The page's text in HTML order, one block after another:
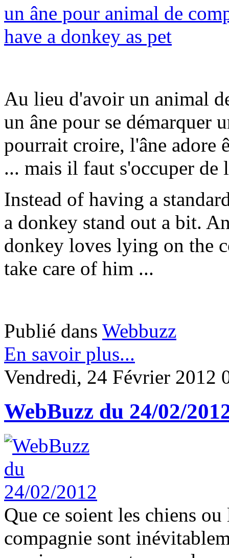
Au lieu d'avoir un animal
un âne pour se démarquer
pourrait croire, l'âne adore
... mais il faut s'occuper de
Instead of having a
a donkey stand out a bit.
donkey loves lying on the
take care of him ...
Publié dans Webbuzz
En savoir plus...
Vendredi, 24 Février 2012
WebBuzz du 24/02/
Que ce soient les chiens
compagnie sont